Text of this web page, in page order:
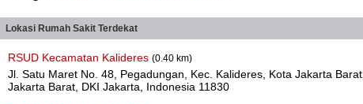
Lokasi Rumah Sakit Terdekat
RSUD Kecamatan Kalideres (0.40 km)
Jl. Satu Maret No. 48, Pegadungan, Kec. Kalideres, Kota Jakarta Barat.
Jakarta Barat, DKI Jakarta, Indonesia 11830